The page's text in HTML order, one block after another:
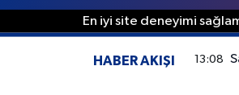
En iyi site deneyimi
HABER AKIŞI 13:08